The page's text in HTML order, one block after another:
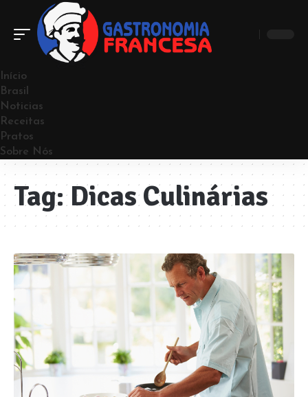
Início
Brasil
Noticias
Receitas
Pratos
Sobre Nós
Tag:Dicas Culinárias